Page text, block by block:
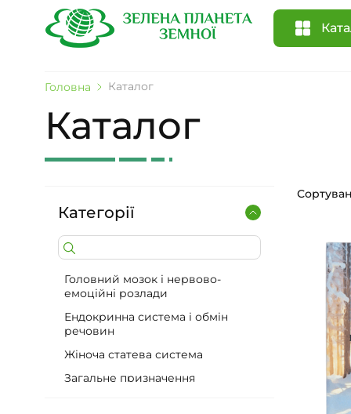
Головна Каталог
Каталог
Категорії
Головний мозок і нервово-
емоційні розлади
Ендокринна система і обмін
речовин
Жіноча статева система
Загальне призначення